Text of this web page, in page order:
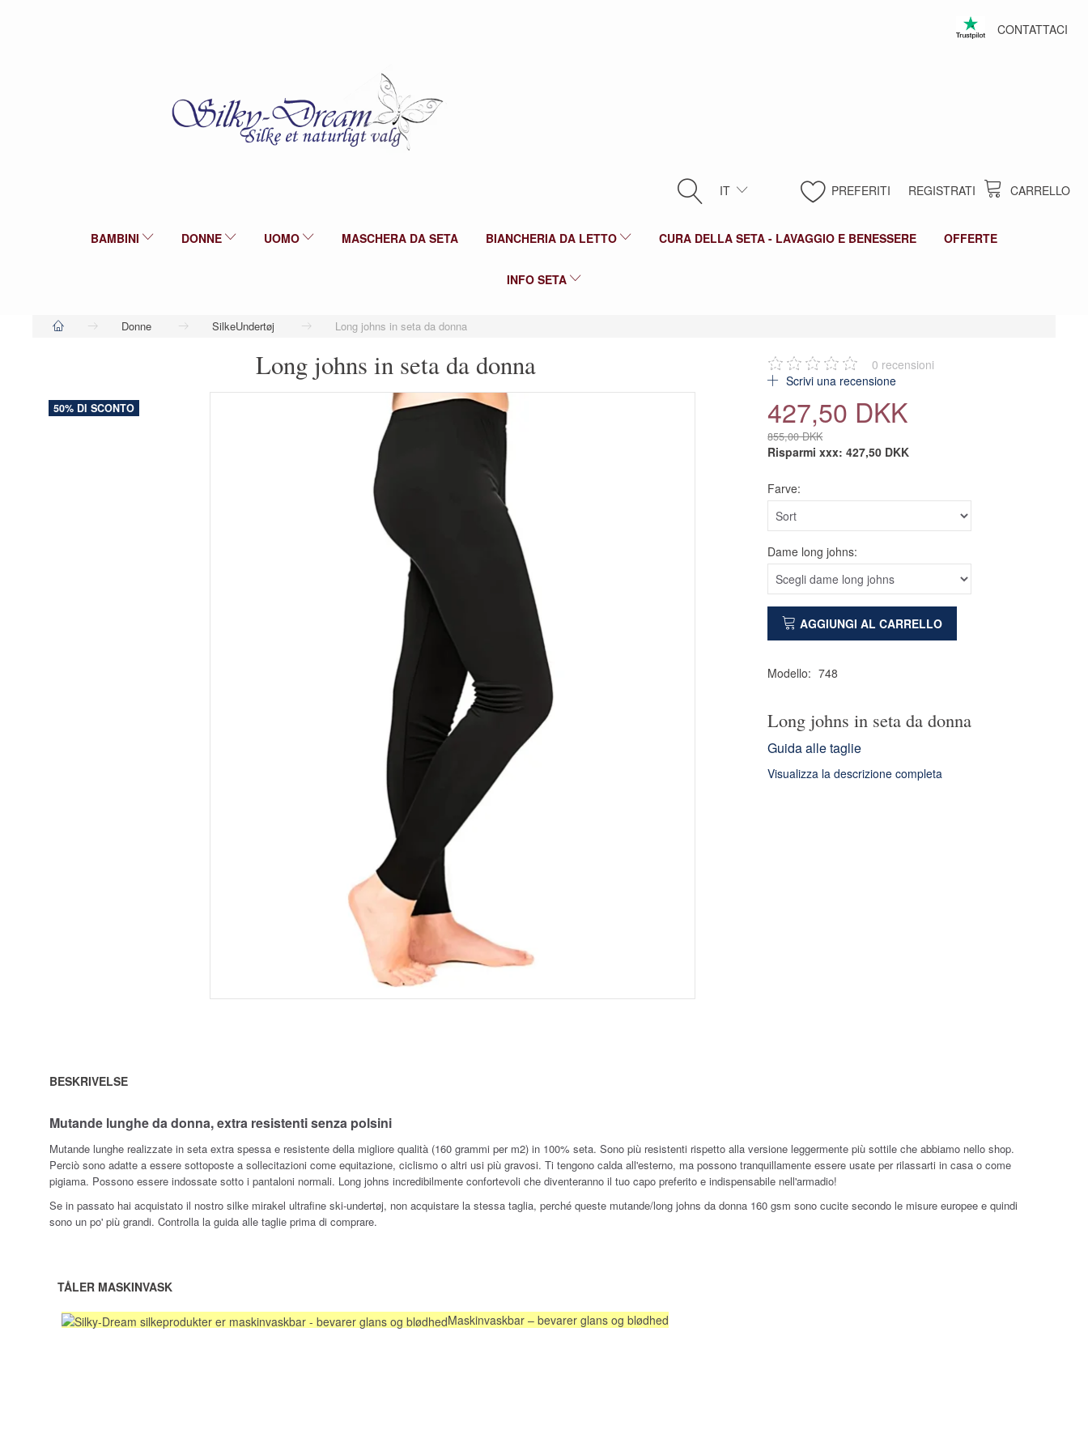
CONTATTACI
CARRELLO
PREFERITI REGISTRATI
IT
BAMBINI DONNE UOMO MASCHERA DA SETA BIANCHERIA DA LETTO CURA DELLA SETA - LAVAGGIO E BENESSERE OFFERTE
INFO SETA
Donne SilkeUndertøj Long johns in seta da donna
Long johns in seta da donna
50% DI SCONTO
0 recensioni
Scrivi una recensione
427,50 DKK
855,00 DKK
Risparmi xxx:427,50 DKK
Farve:
Dame long johns:
AGGIUNGI AL CARRELLO
Modello: 748
Long johns in seta da donna
Guida alle taglie
Visualizza la descrizione completa
BESKRIVELSE
Mutande lunghe da donna, extra resistenti senza polsini
Mutande lunghe realizzate in seta extra spessa e resistente della migliore qualità (160 grammi per m2) in 100% seta. Sono più resistenti rispetto alla versione leggermente più sottile che abbiamo nello shop.
Perciò sono adatte a essere sottoposte a sollecitazioni come equitazione, ciclismo o altri usi più gravosi. Ti tengono calda all'esterno, ma possono tranquillamente essere usate per rilassarti in casa o come
pigiama. Possono essere indossate sotto i pantaloni normali. Long johns incredibilmente confortevoli che diventeranno il tuo capo preferito e indispensabile nell'armadio!
Se in passato hai acquistato il nostro silke mirakel ultrafine ski-undertøj, non acquistare la stessa taglia, perché queste mutande/long johns da donna 160 gsm sono cucite secondo le misure europee e quindi
sono un po' più grandi. Controlla la guida alle taglie prima di comprare.
TÅLER MASKINVASK
Maskinvaskbar – bevarer glans og blødhed